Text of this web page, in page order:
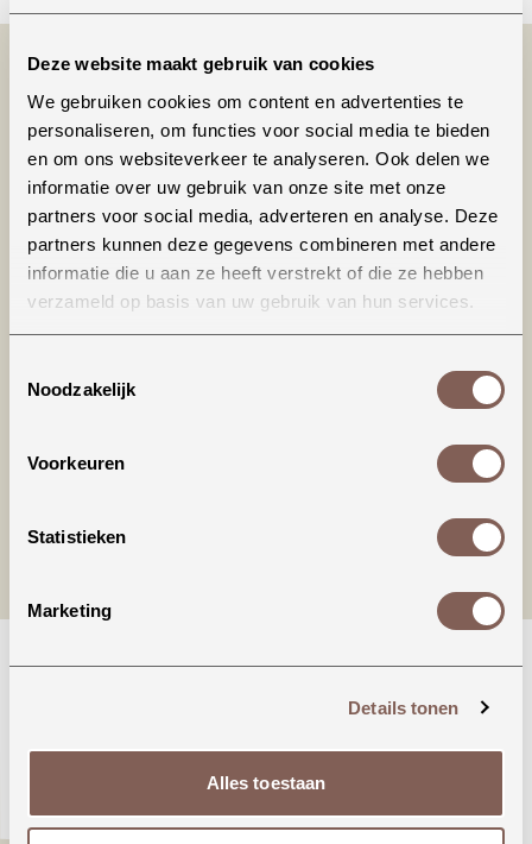
Deze website maakt gebruik van cookies
We gebruiken cookies om content en advertenties te
personaliseren, om functies voor social media te bieden
en om ons websiteverkeer te analyseren. Ook delen we
informatie over uw gebruik van onze site met onze
partners voor social media, adverteren en analyse. Deze
partners kunnen deze gegevens combineren met andere
informatie die u aan ze heeft verstrekt of die ze hebben
verzameld op basis van uw gebruik van hun services.
Noodzakelijk
Voorkeuren
Statistieken
Marketing
Details tonen
Alles toestaan
Productinformatie
Hoe tof is dit T-shirt?! Verkrijgbaar in 4 kleuren.
LET OP: dit T-shirt valt iets ruimer (richting
loose fit), dat is ook de bedoeling van het model.
Bij twijfel tussen 2 maten, raden we de kleinste
maat aan. De hals sluit wat hoger en het shirt
deze kunnen ook weer 'terug' gerold worden